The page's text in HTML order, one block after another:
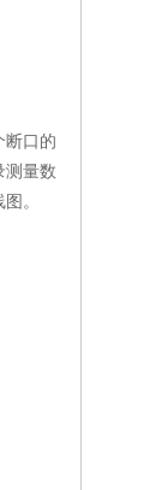
断口的
测量数
。